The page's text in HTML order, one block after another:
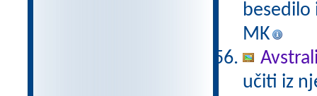
besedilo
MK
učiti iz